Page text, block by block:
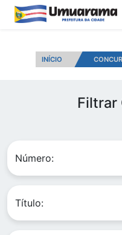
INÍCIO
Filtrar
Número:
Título: